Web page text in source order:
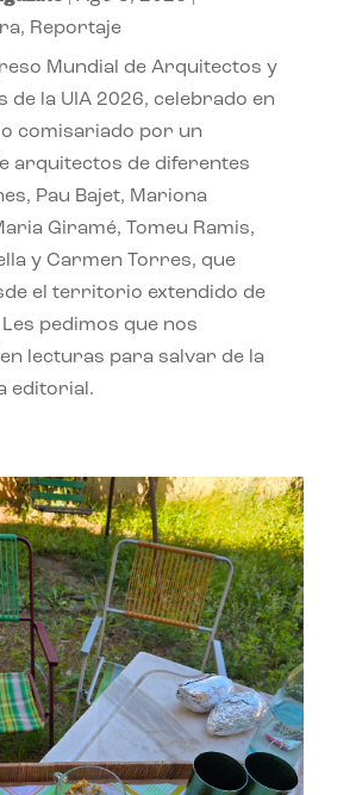
, Reportaje
Mundial de Arquitectos y
de la UIA 2026, celebrado en
comisariado por un
arquitectos de diferentes
Pau Bajet, Mariona
Giramé, Tomeu Ramis,
y Carmen Torres, que
el territorio extendido de
pedimos que nos
lecturas para salvar de la
editorial.